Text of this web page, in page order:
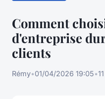
Comment
d'entreprise
clients
Rémy•01/04/2026 19:05•